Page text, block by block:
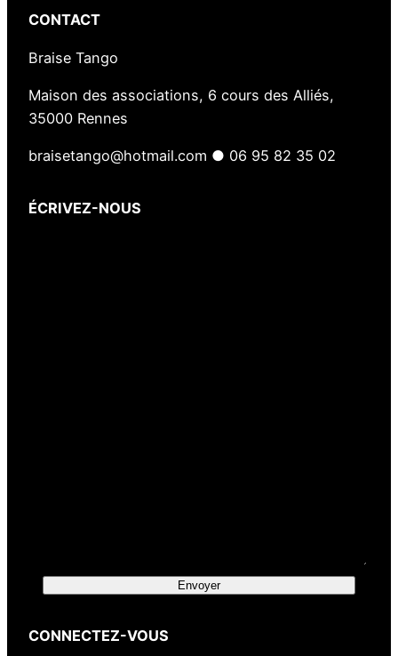
CONTACT
Braise Tango
Maison des associations, 6 cours des Alliés,
35000 Rennes
braisetango@hotmail.com ● 06 95 82 35 02
ÉCRIVEZ-NOUS
Envoyer
CONNECTEZ-VOUS